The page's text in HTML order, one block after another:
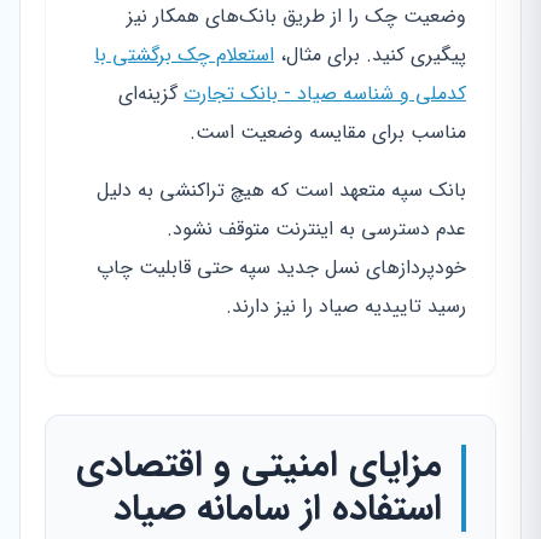
وضعیت چک را از طریق بانک‌های همکار نیز
پیگیری کنید. برای مثال، استعلام چک برگشتی با
کدملی و شناسه صیاد - بانک تجارتگزینه‌ای
مناسب برای مقایسه وضعیت است.
بانک سپه متعهد است که هیچ تراکنشی به دلیل
عدم دسترسی به اینترنت متوقف نشود.
خودپردازهای نسل جدید سپه حتی قابلیت چاپ
رسید تاییدیه صیاد را نیز دارند.
مزایای امنیتی و اقتصادی
استفاده از سامانه صیاد